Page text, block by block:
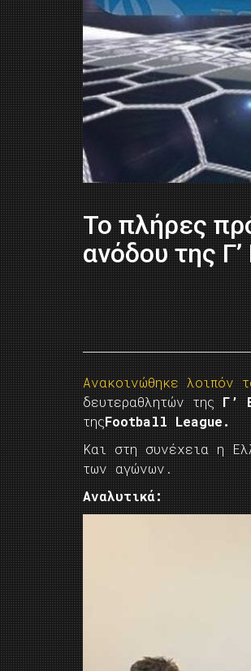
Το πλήρες
ανόδου της Γ’
Ανακοινώθηκε λοιπόν
δευτεραθλητών της Γ’
τηςFootball League.
Και στη συνέχεια η
των αγώνων.
Αναλυτικά: